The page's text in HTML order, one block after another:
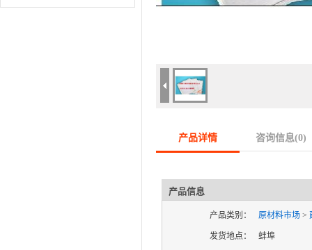
产品详情 咨询信息(0)
产品信息
产品类别： 原材料市场 >
发货地点： 蚌埠